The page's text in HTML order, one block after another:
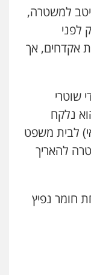
עורכי דין
צבא מעצרים
מעצרים
היטב למשטרה,
לפני
אקדחים, אך
שוטרי
נלקח
והובא היום (20 במאי) לבית משפט
להאריך
חומר נפיץ